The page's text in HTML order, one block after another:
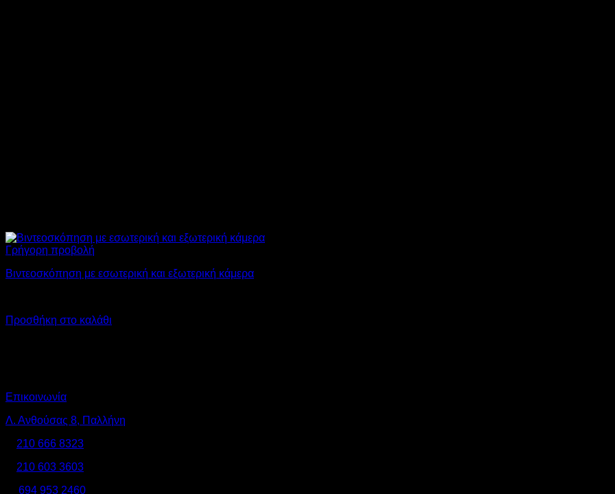
Γρήγορη προβολή
Βιντεοσκόπηση με εσωτερική και εξωτερική κάμερα
Προσθήκη στο καλάθι
Επικοινωνία
Λ. Ανθούσας 8, Παλλήνη
210 666 8323
210 603 3603
694 953 2460